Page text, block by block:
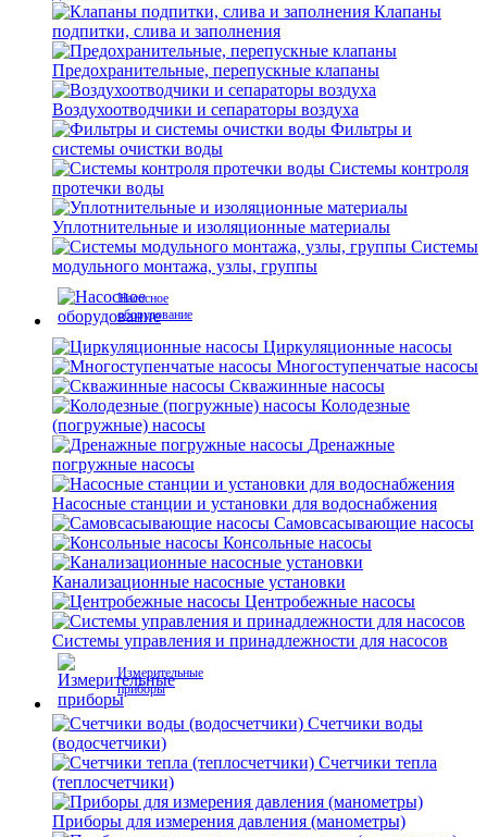
Клапаны
подпитки, слива и заполнения
Предохранительные, перепускные клапаны
Воздухоотводчики и сепараторы воздуха
Фильтры и
системы очистки воды
Системы контроля
протечки воды
Уплотнительные и изоляционные материалы
Системы
модульного монтажа, узлы, группы
Насосное
оборудование
Циркуляционные насосы
Многоступенчатые насосы
Скважинные насосы
Колодезные
(погружные) насосы
Дренажные
погружные насосы
Насосные станции и установки для водоснабжения
Самовсасывающие насосы
Консольные насосы
Канализационные насосные установки
Центробежные насосы
Системы управления и принадлежности для насосов
Измерительные
приборы
Счетчики воды
(водосчетчики)
Счетчики тепла
(теплосчетчики)
Приборы для измерения давления (манометры)